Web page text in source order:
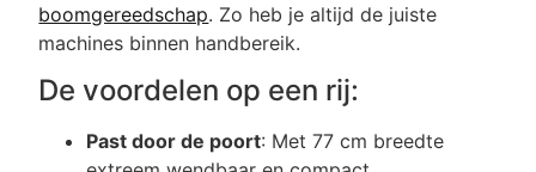
boomgereedschap. Zo heb je altijd de juiste
machines binnen handbereik.
De voordelen op een rij:
Past door de poort: Met 77 cm breedte